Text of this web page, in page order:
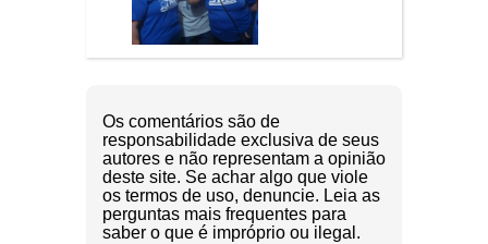
Os comentários são de
responsabilidade exclusiva de seus
autores e não representam a opinião
deste site. Se achar algo que viole
os termos de uso, denuncie. Leia as
perguntas mais frequentes para
saber o que é impróprio ou ilegal.